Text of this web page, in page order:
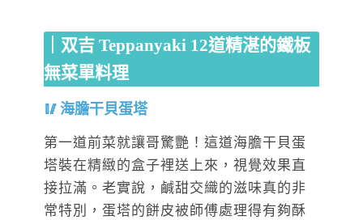
｜双吉 Teppanyaki 12道精湛的鐵板
無菜單料理
海膽干貝蛋塔
第一道前菜就讓哥驚艷！這道海膽干貝蛋
塔裝在精緻的盒子裡送上來，視覺效果直
接拉滿。老實說，鹹甜交織的滋味真的非
常特別，蛋塔的餅皮被師傅處理得有夠酥